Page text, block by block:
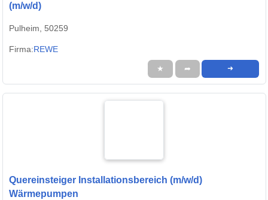
(m/w/d)
Pulheim, 50259
Firma:REWE
★ ➦ ➜
Quereinsteiger Installationsbereich (m/w/d)
Wärmepumpen